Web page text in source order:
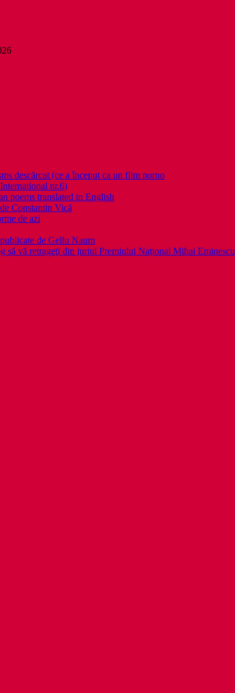
descărcat (ce a început ca un film porno
nr.6)
poems translated in English
Constantin Vică
de azi
de Gellu Naum
să vă retrageţi din juriul Premiului Naţional Mihai Eminescu